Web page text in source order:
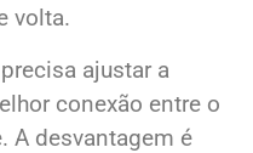
volta.
ajustar a
conexão entre o
A desvantagem é